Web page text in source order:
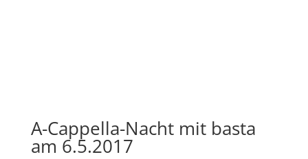
A-Cappella-Nacht mit basta
am 6.5.2017